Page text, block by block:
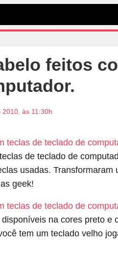
feitos
2010, às 11:30h
de teclado de
usadas.
geek!
na cores preto e
tem um teclado velho